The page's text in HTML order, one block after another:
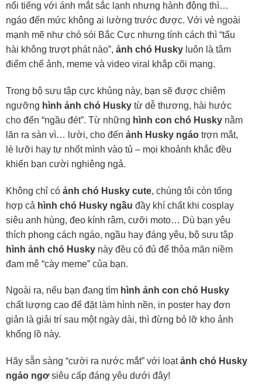
nổi tiếng với ánh mắt sắc lạnh nhưng hành động thì…
ngáo đến mức không ai lường trước được. Với vẻ ngoài
mạnh mẽ như chó sói Bắc Cực nhưng tính cách thì “tấu
hài không trượt phát nào”, ảnh chó Husky luôn là tâm
điểm chế ảnh, meme và video viral khắp cõi mạng.
Trong bộ sưu tập cực khủng này, bạn sẽ được chiêm
ngưỡng hình ảnh chó Husky từ dễ thương, hài hước
cho đến “ngầu đét”. Từ những hình con chó Husky nằm
lăn ra sàn vì… lười, cho đến ảnh Husky ngáo trợn mắt,
lè lưỡi hay tự nhốt mình vào tủ – mọi khoảnh khắc đều
khiến bạn cười nghiêng ngả.
Không chỉ có ảnh chó Husky cute, chúng tôi còn tổng
hợp cả hình chó Husky ngầu đầy khí chất khi cosplay
siêu anh hùng, đeo kính râm, cưỡi moto… Dù bạn yêu
thích phong cách ngáo, ngầu hay đáng yêu, bộ sưu tập
hình ảnh chó Husky này đều có đủ để thỏa mãn niềm
đam mê “cày meme” của bạn.
Ngoài ra, nếu bạn đang tìm hình ảnh con chó Husky
chất lượng cao để đặt làm hình nền, in poster hay đơn
giản là giải trí sau một ngày dài, thì đừng bỏ lỡ kho ảnh
khổng lồ này.
Hãy sẵn sàng “cười ra nước mắt” với loạtảnh chó Husky
ngáo ngơsiêu cấp đáng yêu dưới đây!